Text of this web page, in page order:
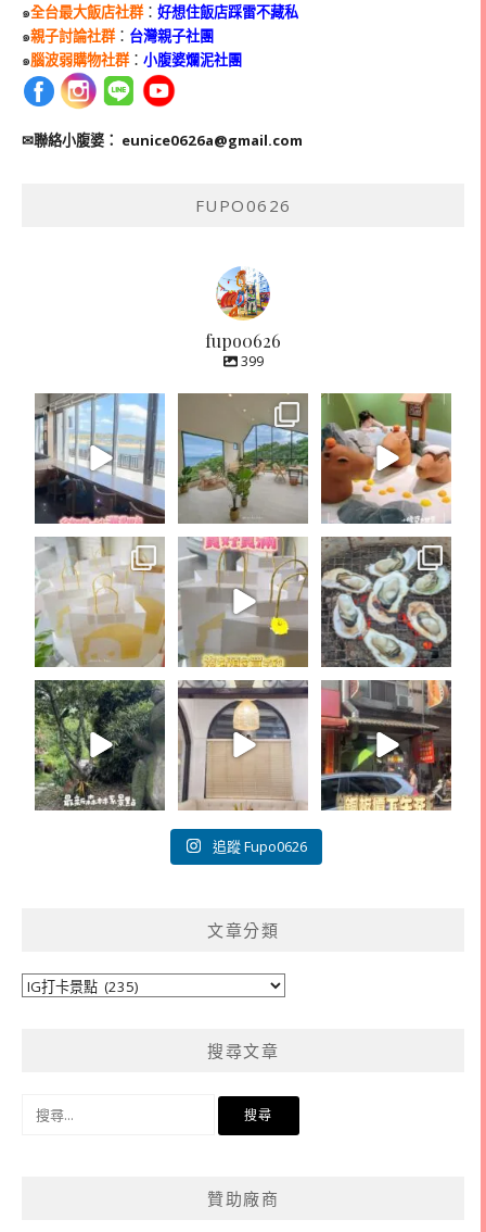
๑全台最大飯店社群： 好想住飯店踩雷不藏私
๑親子討論社群： 台灣親子社團
๑腦波弱購物社群： 小腹婆爛泥社團
✉聯絡小腹婆： eunice0626a@gmail.com
FUPO0626
fupo0626
399
追蹤 Fupo0626
文章分類
文
搜尋文章
贊助廠商